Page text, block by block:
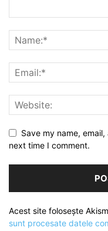
Save my name,
next time I comment.
Acest site folosește
sunt procesate datele